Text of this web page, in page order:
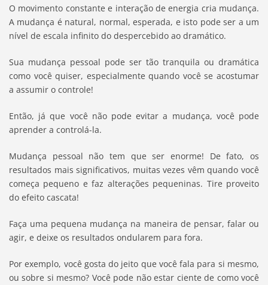
O movimento constante e interação de energia cria mudança.
A mudança é natural, normal, esperada, e isto pode ser a um
nível de escala infinito do despercebido ao dramático.
Sua mudança pessoal pode ser tão tranquila ou dramática
como você quiser, especialmente quando você se acostumar
a assumir o controle!
Então, já que você não pode evitar a mudança, você pode
aprender a controlá-la.
Mudança pessoal não tem que ser enorme! De fato, os
resultados mais significativos, muitas vezes vêm quando você
começa pequeno e faz alterações pequeninas. Tire proveito
do efeito cascata!
Faça uma pequena mudança na maneira de pensar, falar ou
agir, e deixe os resultados ondularem para fora.
Por exemplo, você gosta do jeito que você fala para si mesmo,
ou sobre si mesmo? Você pode não estar ciente de como você